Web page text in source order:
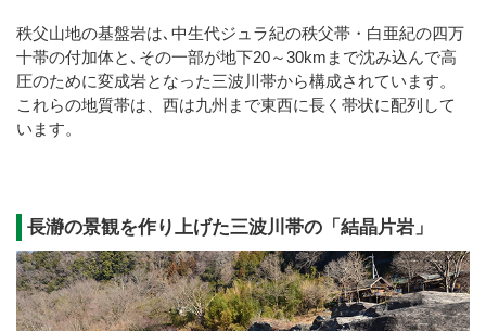
秩父山地の基盤岩は､中生代ジュラ紀の秩父帯・白亜紀の四万
十帯の付加体と､その一部が地下20～30kmまで沈み込んで高
圧のために変成岩となった三波川帯から構成されています。
これらの地質帯は、西は九州まで東西に長く帯状に配列して
います。
長瀞の景観を作り上げた三波川帯の「結晶片岩」